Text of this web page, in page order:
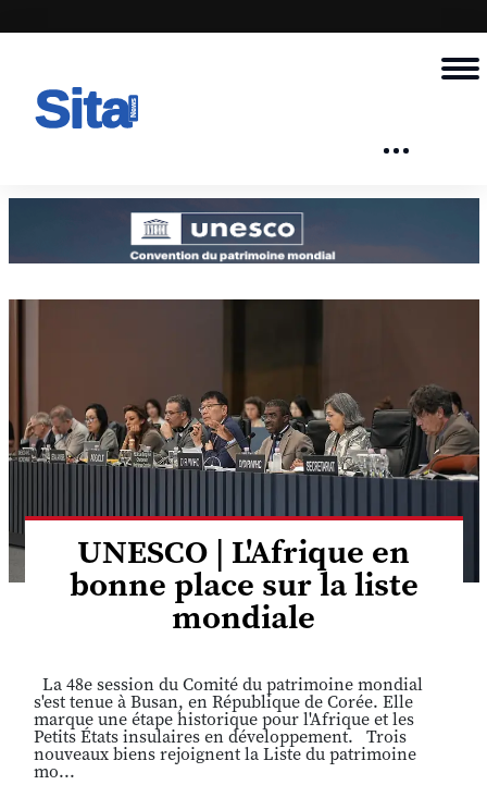
UNESCO | L'Afrique en
bonne place sur la liste
mondiale
La 48e session du Comité du patrimoine mondial
s'est tenue à Busan, en République de Corée. Elle
marque une étape historique pour l'Afrique et les
Petits États insulaires en développement. Trois
nouveaux biens rejoignent la Liste du patrimoine
mo...